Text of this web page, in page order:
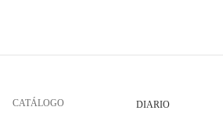
CATÁLOGO
DIARIO